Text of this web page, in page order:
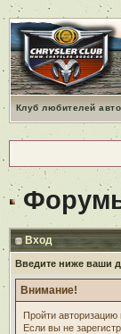
Клуб любителей
Вход
Введите ниже ваши
Внимание!
Пройти авторизацию
Если вы не